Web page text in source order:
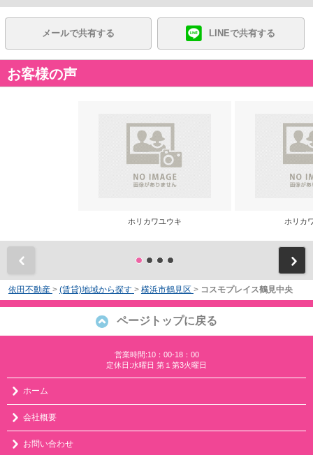
メールで共有する LINEで共有する
お客様の声
ホリカワユウキ ホリカ
依田不動産 > (賃貸)地域から探す > 横浜市鶴見区 > コスモプレイス鶴見中央
ページトップに戻る
営業時間:10：00-18：00
定休日:水曜日 第１第3火曜日
ホーム
会社概要
お問い合わせ